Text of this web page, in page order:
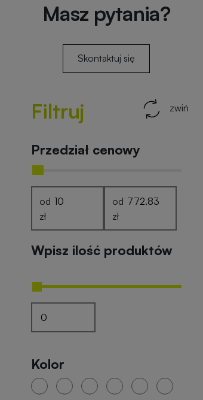
Masz pytania?
Skontaktuj się
Filtruj zwiń
Przedział cenowy
od
zł
od
zł
Wpisz ilość produktów
Kolor